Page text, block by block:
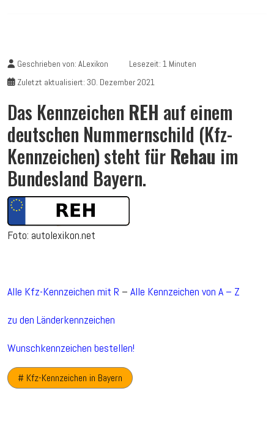
Geschrieben von: ALexikon
Lesezeit: 1 Minuten
Zuletzt aktualisiert: 30. Dezember 2021
Das Kennzeichen REH auf einem
deutschen Nummernschild (Kfz-
Kennzeichen) steht für Rehau im
Bundesland Bayern.
Foto: autolexikon.net
Alle Kfz-Kennzeichen mit R – Alle Kennzeichen von A – Z
zu den Länderkennzeichen
Wunschkennzeichen bestellen!
# Kfz-Kennzeichen in Bayern